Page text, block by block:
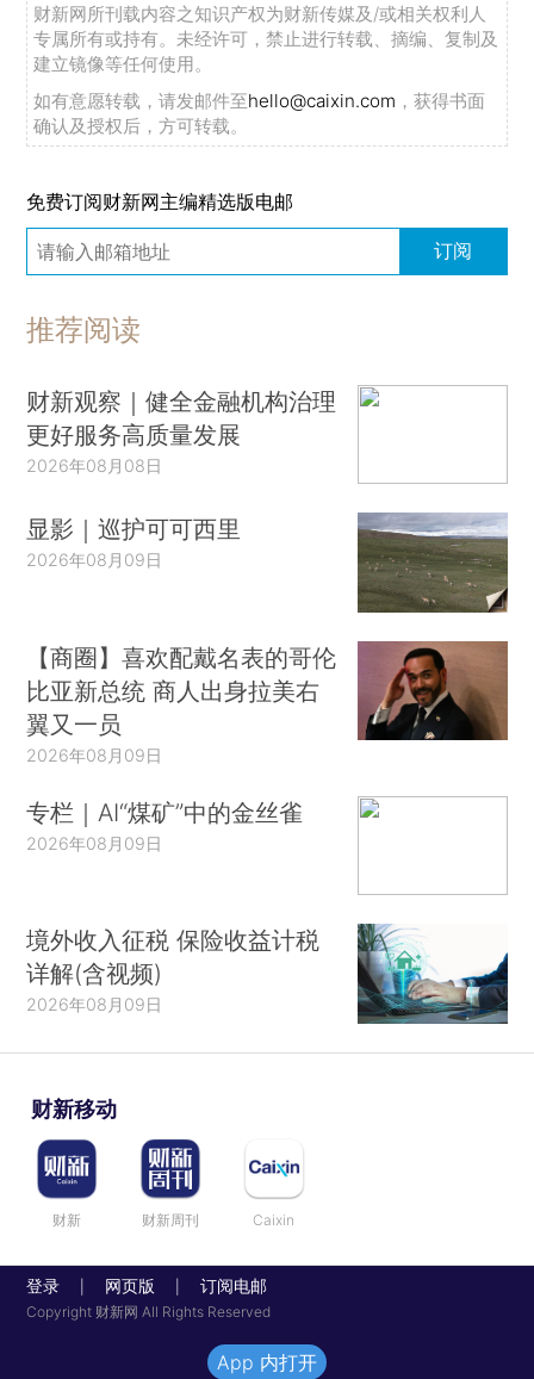
财新网所刊载内容之知识产权为财新传媒及/或相关权利人
专属所有或持有。未经许可，禁止进行转载、摘编、复制及
建立镜像等任何使用。
如有意愿转载，请发邮件至hello@caixin.com ，获得书面
确认及授权后，方可转载。
免费订阅财新网主编精选版电邮
订阅
推荐阅读
财新观察｜健全金融机构治理
更好服务高质量发展
2026年08月08日
显影｜巡护可可西里
2026年08月09日
【商圈】喜欢配戴名表的哥伦
比亚新总统 商人出身拉美右
翼又一员
2026年08月09日
专栏｜AI“煤矿”中的金丝雀
2026年08月09日
境外收入征税 保险收益计税
详解(含视频)
2026年08月09日
财新移动
财新 财新周刊 Caixin
登录 网页版 订阅电邮
Copyright 财新网 All Rights Reserved
App 内打开